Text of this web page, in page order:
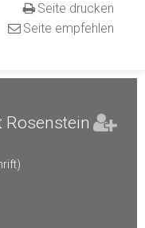
Seite drucken
Seite empfehlen